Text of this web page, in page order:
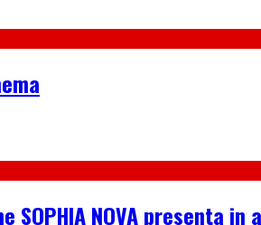
NOVA presenta in